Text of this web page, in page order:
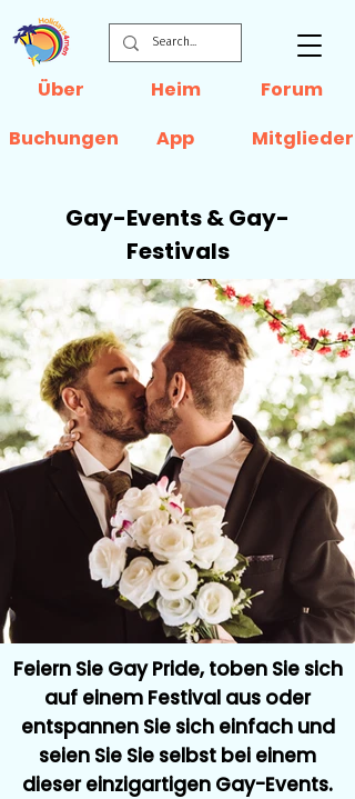
Heim
Über
App
Buchungen
Forum
Mitglieder
Gay-Events & Gay-
Festivals
Feiern Sie Gay Pride, toben Sie sich
auf einem Festival aus oder
entspannen Sie sich einfach und
seien Sie Sie selbst bei einem
dieser einzigartigen Gay-Events.